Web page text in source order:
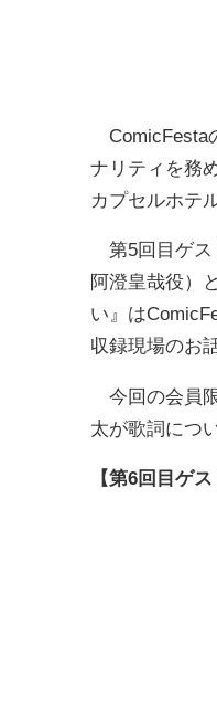
ComicFesta
ナリティを務
カプセルホテ
第5回目ゲス
阿澄皇哉役）
い』は
収録現場のお
今回の会員
太が歌詞につ
【第6回目ゲ